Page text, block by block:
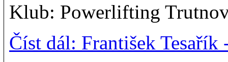
Klub: Powerlifting
Číst dál: František